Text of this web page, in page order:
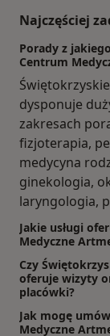
Najczęściej
Porady z
Centrum
dysponuje
zakresach
fizjoterapia,
medycyna
ginekologia,
laryngologia,
Jakie usługi
Medyczne
Czy
oferuje wizyty
placówki?
Jak mogę
Medyczne